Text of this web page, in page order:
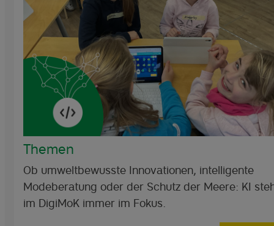
Themen
Ob umweltbewusste Innovationen, intelligente
Modeberatung oder der Schutz der Meere: KI
im DigiMoK immer im Fokus.